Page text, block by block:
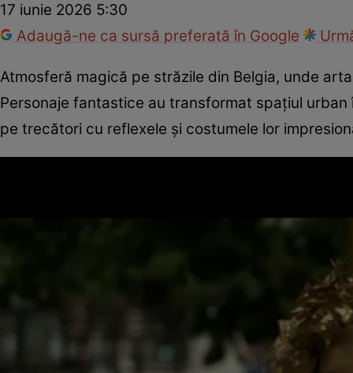
17 iunie 2026 5:30
Adaugă-ne ca sursă preferată în Google
Atmosferă magică pe străzile din Belgia, unde
Personaje fantastice au transformat spațiul
pe trecători cu reflexele și costumele lor